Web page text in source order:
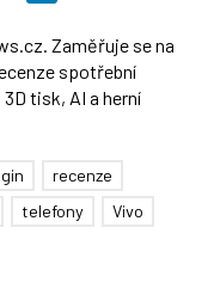
Zaměřuje se na
spotřební
tisk, AI a herní
recenze
telefony Vivo